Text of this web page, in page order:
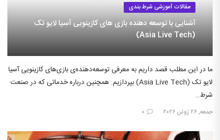
مقالات آموزشی شرط بندی
آشنایی با توسعه دهنده بازی های کازینویی آسیا لایو تک
(Asia Live Tech)
ما در این مطلب قصد داریم به معرفی توسعه‌دهنده‌ی بازی‌های کازینویی آسیا
لایو تک (Asia Live Tech) بپردازیم. همچنین درباره خدماتی که در صنعت
شرط…
جمعه, ۲۶ ژوئن ۲۰۲۶ ۰